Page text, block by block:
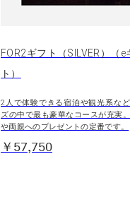
FOR2ギフト（SILVER）（e
ト）
2人で体験できる宿泊や観光系な
ズの中で最も豪華なコースが充実
や両親へのプレゼントの定番です。
￥57,750